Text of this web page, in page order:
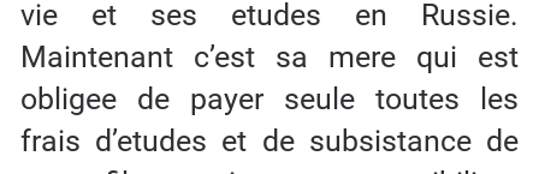
vie et ses etudes en Russie.
Maintenant c’est sa mere qui est
obligee de payer seule toutes les
frais d’etudes et de subsistance de